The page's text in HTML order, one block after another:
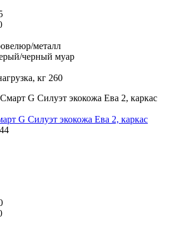
металл
черный муар
кг 260
G Силуэт экокожа Ева 2, каркас